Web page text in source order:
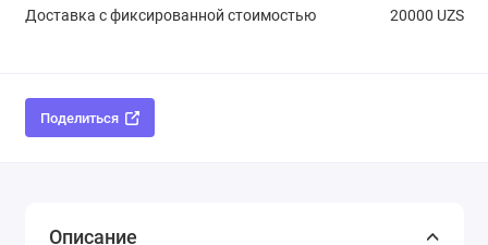
Доставка с фиксированной стоимостью
20000 UZS
Поделиться
Описание